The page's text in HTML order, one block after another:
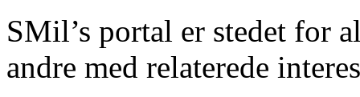
SMil’s portal er stedet for
andre med relaterede